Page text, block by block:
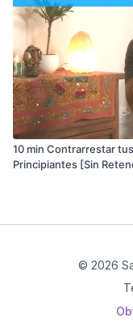
10 min Contrarrestar
Principiantes [Sin
© 2026